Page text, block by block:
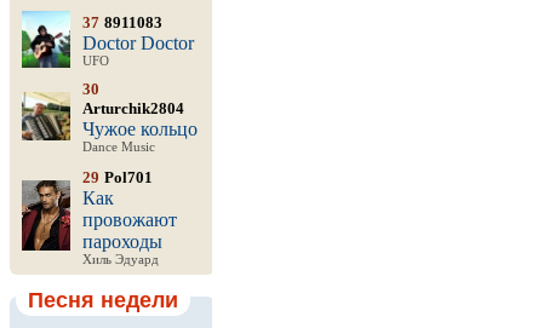
37 8911083
Doctor Doctor
UFO
30
Arturchik2804
Чужое кольцо
Dance Music
29 Pol701
Как
провожают
пароходы
Хиль Эдуард
Песня недели